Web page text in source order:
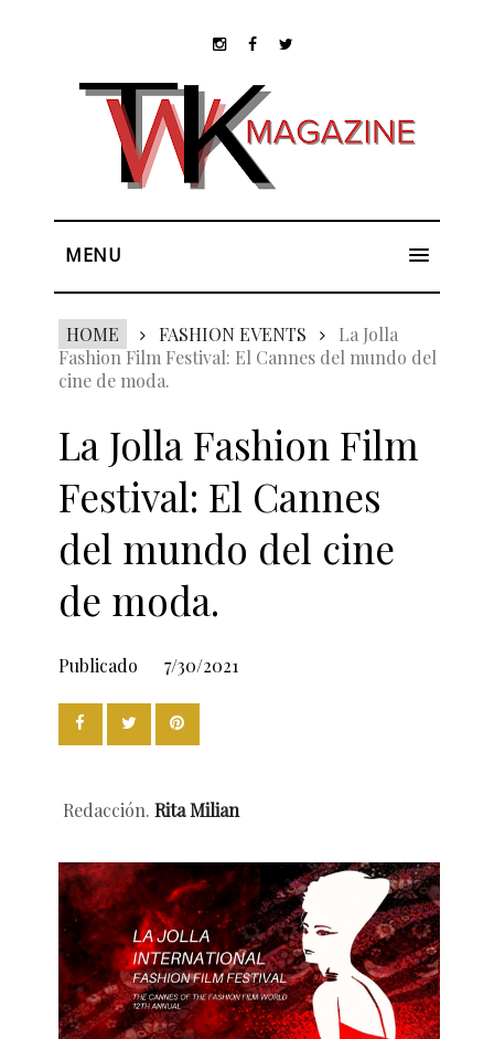
MENU
HOME FASHION EVENTS
La Jolla
Fashion Film Festival: El Cannes del mundo del
cine de moda.
La Jolla Fashion Film
Festival: El Cannes
del mundo del cine
de moda.
Publicado 7/30/2021
Redacción. Rita Milian